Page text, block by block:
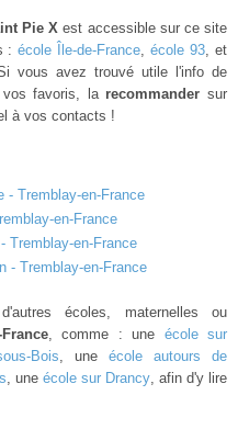
Pie X est accessible sur ce site
:école Île-de-France,école 93, et
vous avez trouvé utile l'info de
vos favoris, la recommander sur
à vos contacts !
- Tremblay-en-France
en-France
Tremblay-en-France
- Tremblay-en-France
écoles, maternelles ou
, comme : une école sur
Bois, une école autours de
, uneécole sur Drancy, afin d'y lire